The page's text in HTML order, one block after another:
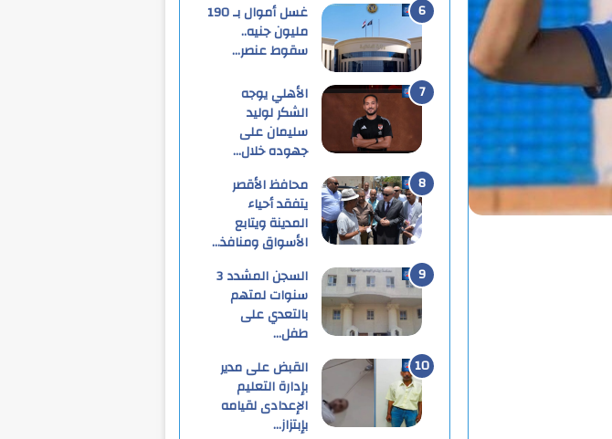
غسل أموال بـ 190
مليون جنيه..
سقوط عنصر…
الأهلي يوجه
الشكر لوليد
سليمان على
جهوده خلال…
محافظ الأقصر
يتفقد أحياء
المدينة ويتابع
الأسواق ومنافذ…
السجن المشدد 3
سنوات لمتهم
بالتعدي على
طفل…
القبض على مدير
بإدارة التعليم
الإعدادى لقيامه
بإبتزاز…